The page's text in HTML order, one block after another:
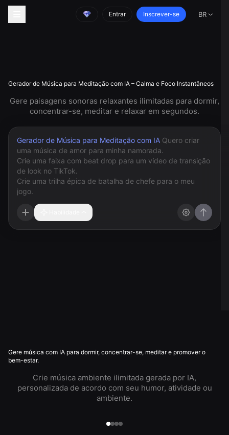
Entrar Inscrever-se BR
Gerador de Música para Meditação com IA – Calma e Foco Instantâneos
Gere paisagens sonoras relaxantes ilimitadas para dormir,
concentrar-se, meditar e relaxar em segundos.
Gerador de Música para Meditação com IA
Gere música com IA para dormir, concentrar-se, meditar e promover o
bem-estar.
Crie música ambiente ilimitada gerada por IA,
personalizada de acordo com seu humor, atividade ou
ambiente.